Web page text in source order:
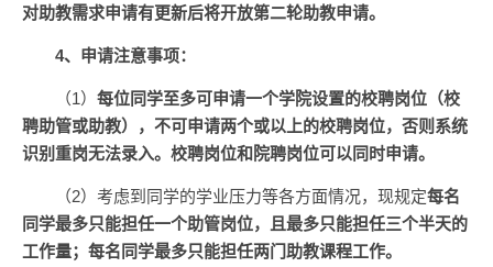
对助教需求申请有更新后将开放第二轮助教申请。
4、申请注意事项：
（1） 每位同学至多可申请一个学院设置的校聘岗位（校
聘助管或助教），不可申请两个或以上的校聘岗位，否则系统
识别重岗无法录入。校聘岗位和院聘岗位可以同时申请。
（2）考虑到同学的学业压力等各方面情况，现规定每名
同学最多只能担任一个助管岗位，且最多只能担任三个半天的
工作量；每名同学最多只能担任两门助教课程工作。